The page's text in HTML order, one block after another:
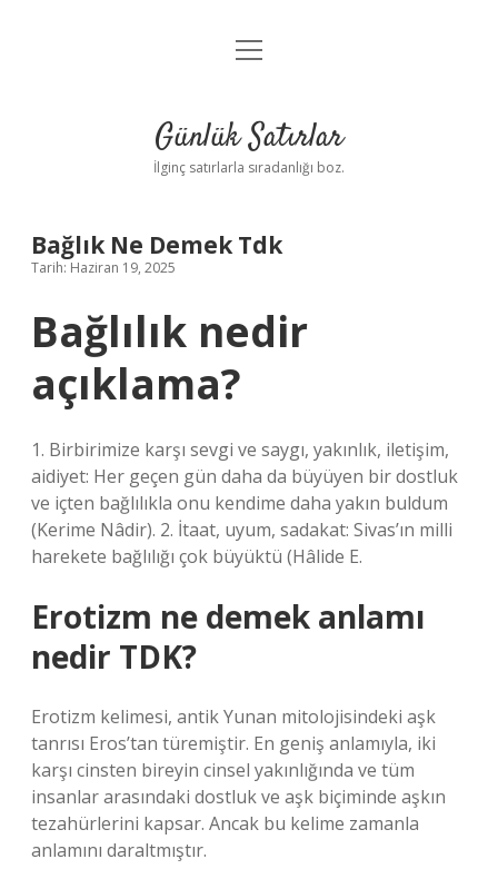
Anasayfa
Yasal Uyarı
menüyü
Günlük Satırlar
İlginç satırlarla sıradanlığı boz.
Bağlık Ne Demek Tdk
Tarih: Haziran 19, 2025
Bağlılık nedir
açıklama?
1. Birbirimize karşı sevgi ve saygı, yakınlık, iletişim,
aidiyet: Her geçen gün daha da büyüyen bir dostluk
ve içten bağlılıkla onu kendime daha yakın buldum
(Kerime Nâdir). 2. İtaat, uyum, sadakat: Sivas’ın milli
harekete bağlılığı çok büyüktü (Hâlide E.
Erotizm ne demek anlamı
nedir TDK?
Erotizm kelimesi, antik Yunan mitolojisindeki aşk
tanrısı Eros’tan türemiştir. En geniş anlamıyla, iki
karşı cinsten bireyin cinsel yakınlığında ve tüm
insanlar arasındaki dostluk ve aşk biçiminde aşkın
tezahürlerini kapsar. Ancak bu kelime zamanla
anlamını daraltmıştır.